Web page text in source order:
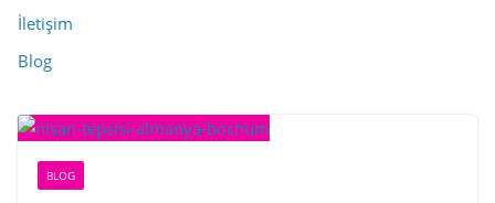
İletişim
Blog
BLOG